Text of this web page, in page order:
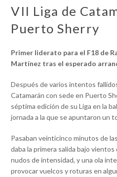
VII Liga de
Puerto Sherry
Primer liderato para el F18 de
Martínez tras el esperado
Después de varios intentos
Catamarán con sede en Puerto
séptima edición de su Liga en la
jornada a la que se apuntaron un
Pasaban veinticinco minutos de
daba la primera salida bajo
nudos de intensidad, y una ola
provocar vuelcos y roturas en